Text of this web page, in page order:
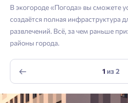
Email
В экогороде «Погода» вы сможете
создаётся полная инфраструктура
развлечений. Всё, за чем раньше
районы города.
1из2
Согласен получать
Войти
Личный кабинет
Введите номер телефона,
Личный кабинет
Мы отправили код на номер .
Выслать код повторно через 00:58.